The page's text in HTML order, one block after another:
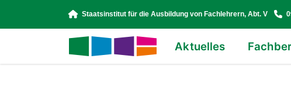
Staatsinstitut für die Ausbildung von Fachlehrern, Abt. V
Aktuelles